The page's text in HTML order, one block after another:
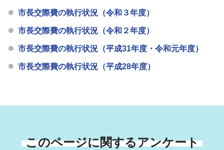
市長交際費の執行状況（令和３年度）
市長交際費の執行状況（令和２年度）
市長交際費の執行状況（平成31年度・令和元年度）
市長交際費の執行状況（平成28年度）
このページに関するアンケート